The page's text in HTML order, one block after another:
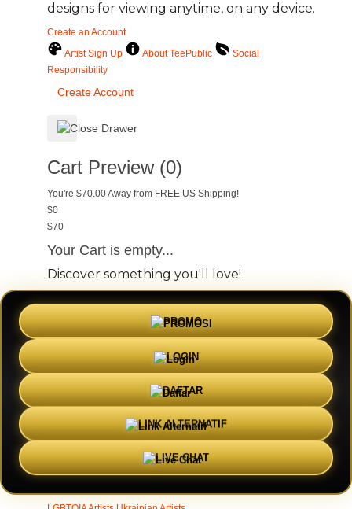
designs for viewing anytime, on any device.
Create an Account
Artist Sign Up
About TeePublic
Social
Responsibility
Create Account
Cart Preview (0)
You're $70.00Away from FREE US Shipping!
$0
$70
Your Cart is empty...
Discover something you'll love!
animals anime drinks fantasy food
funny
sports television
Shop Designs
New Tees on SaleNewest Designers Tag Directory
Artist Collections
Featured DesignersArtists to WatchCreators to WatchAAPI
ArtistsBIPOC ArtistsBlack ArtistsCelebrate Women Artists
PROMO
LOGIN
DAFTAR
LINK ALTERNATIF
LIVE CHAT